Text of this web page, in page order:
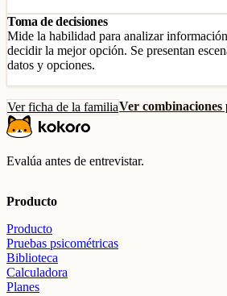
Toma de decisiones
Mide la habilidad para analizar
decidir la mejor opción. Se presentan
datos y opciones.
Ver ficha de la familiaVer combinaciones
Evalúa antes de entrevistar.
Producto
Producto
Pruebas psicométricas
Biblioteca
Calculadora
Planes